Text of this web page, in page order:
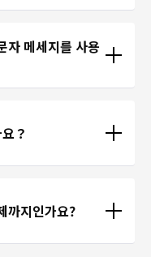
고 있기 때문에 최신
있습니다.
리지 않습니다.
자 메세지를 사용
타그램 등 인터넷 회
바랍니다.
？
와이파이 속도가 걱
설정을 완료하고,
을 추천해 드립니다.
까지인가요?